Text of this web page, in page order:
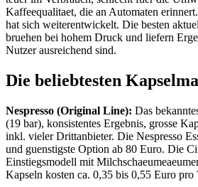
Kaffeequalitaet, die an Automaten
hat sich weiterentwickelt. Die besten
bruehen bei hohem Druck und liefern
Nutzer ausreichend sind.
Die beliebtesten
Nespresso (Original Line): Das
(19 bar), konsistentes Ergebnis, grosse
inkl. vieler Drittanbieter. Die Nespresso
und guenstigste Option ab 80 Euro. Die
Einstiegsmodell mit
Kapseln kosten ca. 0,35 bis 0,55 Euro pro